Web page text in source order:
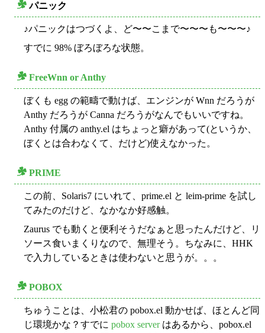
パニック
♪パニックはつづくよ、ど〜〜こまで〜〜〜も〜〜〜♪
すでに 98% ぼろぼろな状態。
FreeWnn or Anthy
ぼくも egg の範疇で動けば、エンジンが Wnn だろうが
Anthy だろうが Canna だろうがなんでもいいですね。
Anthy 付属の anthy.el はちょっと癖があって(というか、
ぼくとは合わなくて、だけど)使えなかった。
PRIME
この前、Solaris7 にいれて、prime.el と leim-prime を試し
てみたのだけど、なかなか好感触。
Zaurus でも動くと便利そうだなぁと思ったんだけど、リ
ソース食いまくりなので、無理そう。ちなみに、HHK
で入力しているときは使わないと思うが。。。
POBOX
ちゅうことは、小松君の pobox.el 動かせば、ほとんど同
じ環境かな？すでに pobox serverはあるから、pobox.el